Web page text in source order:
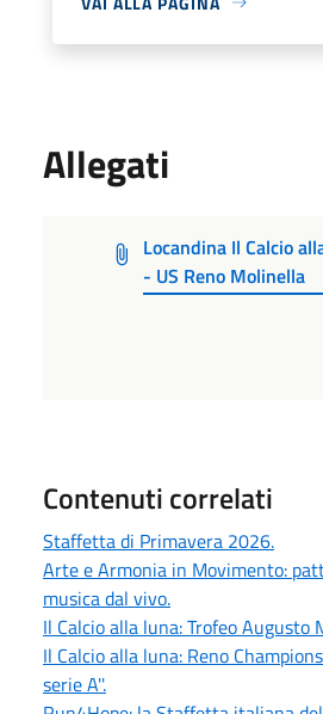
Allegati
Locandina Il Calcio
- US Reno Molinella
Contenuti correlati
Staffetta di Primavera 2026.
Arte e Armonia in Movimento:
musica dal vivo.
Il Calcio alla luna: Trofeo Augusto
Il Calcio alla luna: Reno
serie A''.